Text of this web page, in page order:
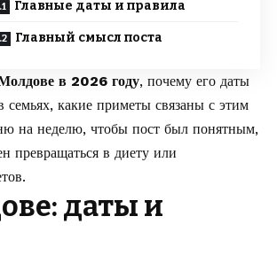
Главные даты и правила
Главный смысл поста
в 2026 году, почему его даты
семьях, какие приметы связаны с этим
на неделю, чтобы пост был понятным,
в диету или
даты и